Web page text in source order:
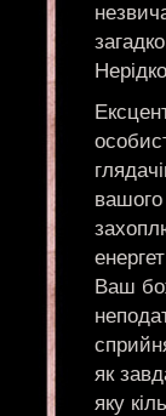
Ваш
як
яку